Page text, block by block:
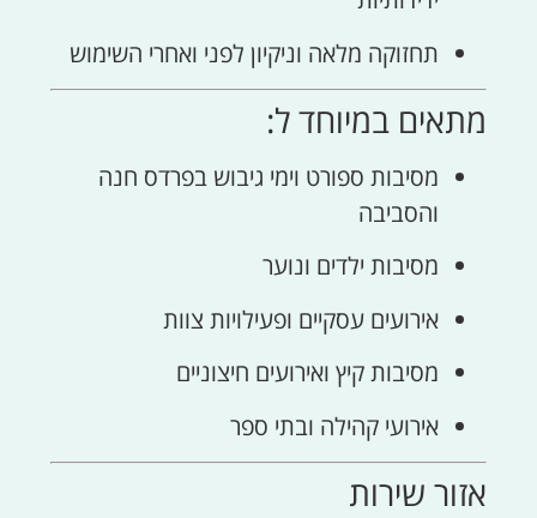
תחזוקה מלאה וניקיון לפני ואחרי השימוש
מתאים במיוחד ל:
מסיבות ספורט וימי גיבוש בפרדס חנה
והסביבה
מסיבות ילדים ונוער
אירועים עסקיים ופעילויות צוות
מסיבות קיץ ואירועים חיצוניים
אירועי קהילה ובתי ספר
אזור שירות